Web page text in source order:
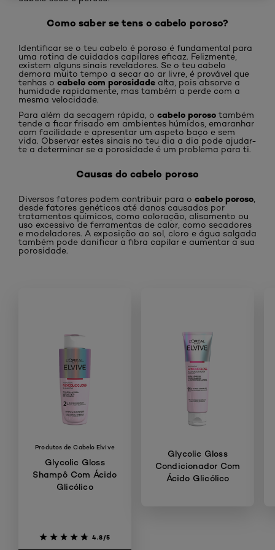
Como saber se tens o cabelo poroso?
Identificar se o teu cabelo é poroso é fundamental para
uma rotina de cuidados capilares eficaz. Felizmente,
existem alguns sinais reveladores. Se o teu cabelo
demora muito tempo a secar ao ar livre, é provável que
tenhas o cabelo com porosidade alta, pois absorve a
humidade rapidamente, mas também a perde com a
mesma velocidade.
Para além da secagem rápida, o cabelo poroso também
tende a ficar frisado em ambientes húmidos, emaranhar
com facilidade e apresentar um aspeto baço e sem
vida. Observar estes sinais no teu dia a dia pode ajudar-
te a determinar se a porosidade é um problema para ti.
Causas do cabelo poroso
Diversos fatores podem contribuir para o cabelo poroso
desde fatores genéticos até danos causados por
tratamentos químicos, como coloração, alisamento ou
uso excessivo de ferramentas de calor, como secadores
e modeladores. A exposição ao sol, cloro e água salgada
também pode danificar a fibra capilar e aumentar a sua
porosidade.
Produtos de Cabelo Elvive
Glycolic Gloss
Shampô Com Ácido
Glicólico
4.8/5
Glycolic Gloss
Condicionador Com
Ácido Glicólico